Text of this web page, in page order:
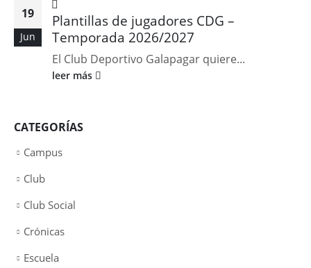
19
Jun
Plantillas de jugadores CDG –
Temporada 2026/2027
El Club Deportivo Galapagar quiere...
leer más
CATEGORÍAS
Campus
Club
Club Social
Crónicas
Escuela